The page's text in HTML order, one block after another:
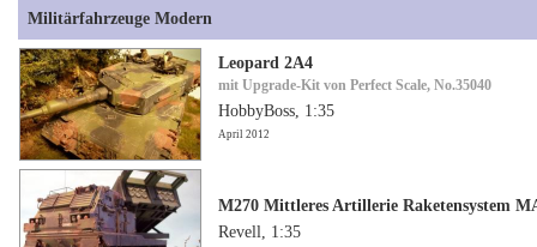
Militärfahrzeuge Modern
Leopard 2A4
mit Upgrade-Kit von Perfect Scale, No.35040
HobbyBoss, 1:35
April 2012
M270 Mittleres Artillerie Raketensystem
Revell, 1:35